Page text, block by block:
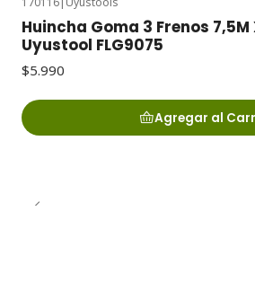
Huincha Goma 3 Frenos 7,5M
Uyustool FLG9075
$5.990
Agregar al